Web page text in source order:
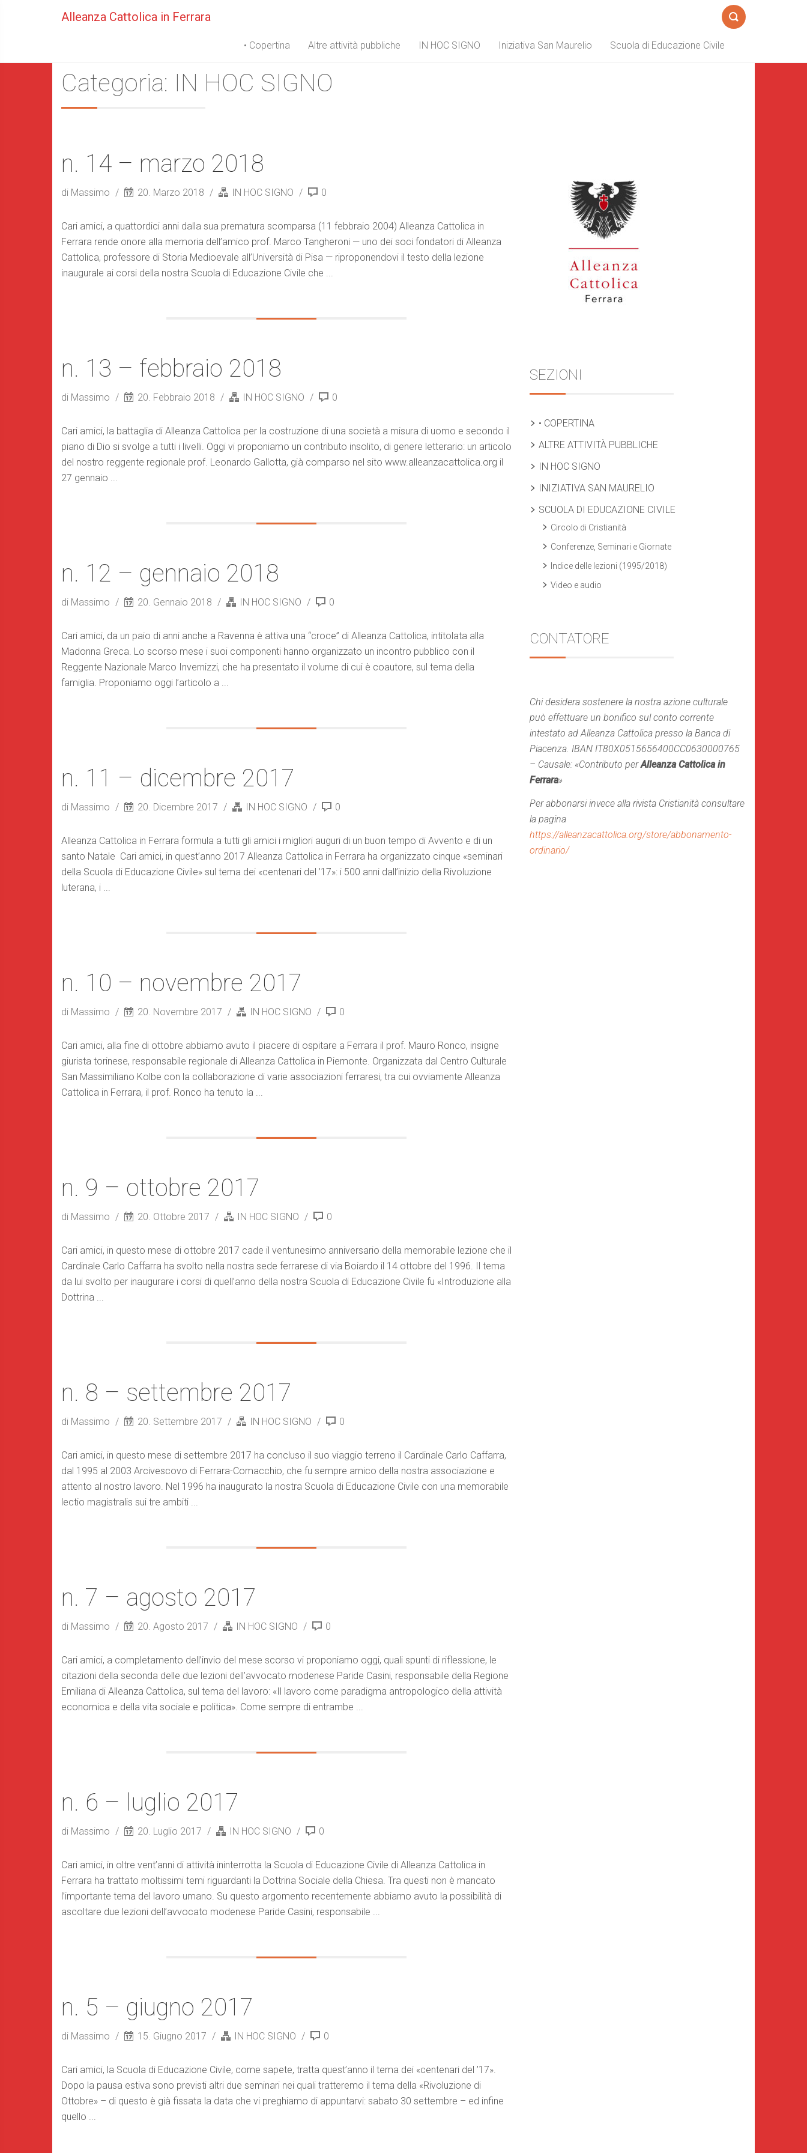
Alleanza Cattolica in Ferrara
• Copertina
Altre attività pubbliche IN HOC SIGNO Iniziativa San Maurelio Scuola di Educazione Civile
Categoria: IN HOC SIGNO
n. 14 – marzo 2018
di Massimo 20. Marzo 2018 IN HOC SIGNO 0
Cari amici, a quattordici anni dalla sua prematura scomparsa (11 febbraio 2004) Alleanza Cattolica in
Ferrara rende onore alla memoria dell’amico prof. Marco Tangheroni — uno dei soci fondatori di Alleanza
Cattolica, professore di Storia Medioevale all’Università di Pisa — riproponendovi il testo della lezione
inaugurale ai corsi della nostra Scuola di Educazione Civile che ...
n. 13 – febbraio 2018
di Massimo 20. Febbraio 2018 IN HOC SIGNO 0
Cari amici, la battaglia di Alleanza Cattolica per la costruzione di una società a misura di uomo e secondo il
piano di Dio si svolge a tutti i livelli. Oggi vi proponiamo un contributo insolito, di genere letterario: un articolo
del nostro reggente regionale prof. Leonardo Gallotta, già comparso nel sito www.alleanzacattolica.org il
27 gennaio ...
n. 12 – gennaio 2018
di Massimo 20. Gennaio 2018 IN HOC SIGNO 0
Cari amici, da un paio di anni anche a Ravenna è attiva una “croce” di Alleanza Cattolica, intitolata alla
Madonna Greca. Lo scorso mese i suoi componenti hanno organizzato un incontro pubblico con il
Reggente Nazionale Marco Invernizzi, che ha presentato il volume di cui è coautore, sul tema della
famiglia. Proponiamo oggi l’articolo a ...
n. 11 – dicembre 2017
di Massimo 20. Dicembre 2017 IN HOC SIGNO 0
Alleanza Cattolica in Ferrara formula a tutti gli amici i migliori auguri di un buon tempo di Avvento e di un
santo Natale Cari amici, in quest’anno 2017 Alleanza Cattolica in Ferrara ha organizzato cinque «seminari
della Scuola di Educazione Civile» sul tema dei «centenari del ’17»: i 500 anni dall’inizio della Rivoluzione
luterana, i ...
n. 10 – novembre 2017
di Massimo 20. Novembre 2017 IN HOC SIGNO 0
Cari amici, alla fine di ottobre abbiamo avuto il piacere di ospitare a Ferrara il prof. Mauro Ronco, insigne
giurista torinese, responsabile regionale di Alleanza Cattolica in Piemonte. Organizzata dal Centro Culturale
San Massimiliano Kolbe con la collaborazione di varie associazioni ferraresi, tra cui ovviamente Alleanza
Cattolica in Ferrara, il prof. Ronco ha tenuto la ...
n. 9 – ottobre 2017
di Massimo 20. Ottobre 2017 IN HOC SIGNO 0
Cari amici, in questo mese di ottobre 2017 cade il ventunesimo anniversario della memorabile lezione che il
Cardinale Carlo Caffarra ha svolto nella nostra sede ferrarese di via Boiardo il 14 ottobre del 1996. Il tema
da lui svolto per inaugurare i corsi di quell’anno della nostra Scuola di Educazione Civile fu «Introduzione alla
Dottrina ...
n. 8 – settembre 2017
di Massimo 20. Settembre 2017 IN HOC SIGNO 0
Cari amici, in questo mese di settembre 2017 ha concluso il suo viaggio terreno il Cardinale Carlo Caffarra,
dal 1995 al 2003 Arcivescovo di Ferrara-Comacchio, che fu sempre amico della nostra associazione e
attento al nostro lavoro. Nel 1996 ha inaugurato la nostra Scuola di Educazione Civile con una memorabile
lectio magistralis sui tre ambiti ...
n. 7 – agosto 2017
di Massimo 20. Agosto 2017 IN HOC SIGNO 0
Cari amici, a completamento dell’invio del mese scorso vi proponiamo oggi, quali spunti di riflessione, le
citazioni della seconda delle due lezioni dell’avvocato modenese Paride Casini, responsabile della Regione
Emiliana di Alleanza Cattolica, sul tema del lavoro: «Il lavoro come paradigma antropologico della attività
economica e della vita sociale e politica». Come sempre di entrambe ...
n. 6 – luglio 2017
di Massimo 20. Luglio 2017 IN HOC SIGNO 0
Cari amici, in oltre vent’anni di attività ininterrotta la Scuola di Educazione Civile di Alleanza Cattolica in
Ferrara ha trattato moltissimi temi riguardanti la Dottrina Sociale della Chiesa. Tra questi non è mancato
l’importante tema del lavoro umano. Su questo argomento recentemente abbiamo avuto la possibilità di
ascoltare due lezioni dell’avvocato modenese Paride Casini, responsabile ...
n. 5 – giugno 2017
di Massimo 15. Giugno 2017 IN HOC SIGNO 0
Cari amici, la Scuola di Educazione Civile, come sapete, tratta quest’anno il tema dei «centenari del ’17».
Dopo la pausa estiva sono previsti altri due seminari nei quali tratteremo il tema della «Rivoluzione di
Ottobre» – di questo è già fissata la data che vi preghiamo di appuntarvi: sabato 30 settembre – ed infine
quello ...
laterale
SEZIONI
• COPERTINA
ALTRE ATTIVITÀ PUBBLICHE
IN HOC SIGNO
INIZIATIVA SAN MAURELIO
SCUOLA DI EDUCAZIONE CIVILE
Circolo di Cristianità
Conferenze, Seminari e Giornate
Indice delle lezioni (1995/2018)
Video e audio
CONTATORE
Chi desidera sostenere la nostra azione culturale
può effettuare un bonifico sul conto corrente
intestato ad Alleanza Cattolica presso la Banca di
Piacenza. IBAN IT80X0515656400CC0630000765
– Causale: «Contributo perAlleanza Cattolica in
Ferrara»
Per abbonarsi invece alla rivista Cristianità consultare
la pagina
https://alleanzacattolica.org/store/abbonamento-
ordinario/